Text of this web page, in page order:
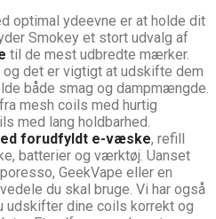
optimal ydeevne er at holde dit
Smokey et stort udvalg af
til de mest udbredte mærker.
det er vigtigt at udskifte dem
både smag og dampmængde.
mesh coils med hurtig
med lang holdbarhed.
forudfyldt e-væske, refill
batterier og værktøj. Uanset
GeekVape eller en
du skal bruge. Vi har også
udskifter dine coils korrekt og